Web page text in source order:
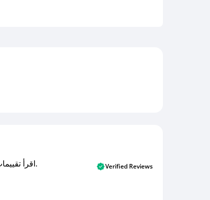
اقرأ تقييمات العملاء الأصلية والتقييمات من المشترين المتحققين. اكتشف ما يعتقده المستخدمون الحقيقيون حول خدمتنا وتعلم من تجاربهم. Verified Reviews